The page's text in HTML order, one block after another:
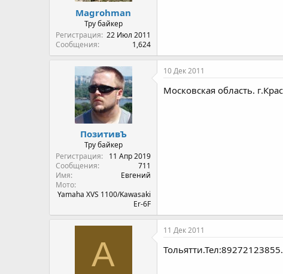
Magrohman
Тру байкер
Регистрация 22 Июл 2011
Сообщения
1,624
ПозитивЪ
Тру байкер
Регистрация
11 Апр 2019
Сообщения
711
Имя
Евгений
Мото
Yamaha XVS 1100/Kawasaki
Er-6F
10 Дек 2011
Московская область.
A
11 Дек 2011